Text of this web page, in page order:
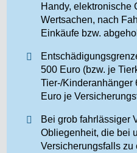
Handy, elektronische
Wertsachen, nach
Einkäufe bzw.
500 Euro (bzw. je
Tier-/Kinderanhänger
Euro je
Bei grob fahrlässiger
Obliegenheit, die bei
Versicherungsfalls zu